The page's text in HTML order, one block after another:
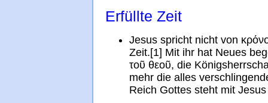
Erfüllte Zeit
Jesus spricht nicht von
Zeit.[1] Mit ihr hat Neues
τοῦ θεοῦ, die
mehr die alles
Reich Gottes steht mit